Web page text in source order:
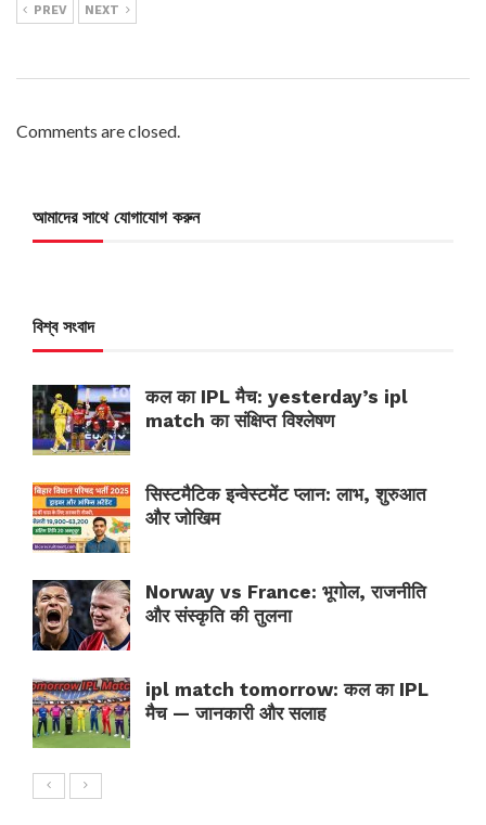
PREV NEXT
Comments are closed.
আমাদের সাথে যোগাযোগ করুন
বিশ্ব সংবাদ
कल का IPL मैच: yesterday’s ipl
match का संक्षिप्त विश्लेषण
सिस्टमैटिक इन्वेस्टमेंट प्लान: लाभ, शुरुआत
और जोखिम
Norway vs France: भूगोल, राजनीति
और संस्कृति की तुलना
ipl match tomorrow: कल का IPL
मैच — जानकारी और सलाह